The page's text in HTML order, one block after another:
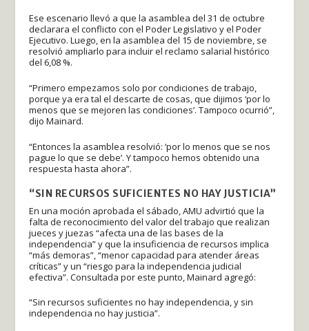
Ese escenario llevó a que la asamblea del 31 de octubre
declarara el conflicto con el Poder Legislativo y el Poder
Ejecutivo. Luego, en la asamblea del 15 de noviembre, se
resolvió ampliarlo para incluir el reclamo salarial histórico
del 6,08 %.
“Primero empezamos solo por condiciones de trabajo,
porque ya era tal el descarte de cosas, que dijimos ‘por lo
menos que se mejoren las condiciones’. Tampoco ocurrió”,
dijo Mainard.
“Entonces la asamblea resolvió: ‘por lo menos que se nos
pague lo que se debe’. Y tampoco hemos obtenido una
respuesta hasta ahora”.
“SIN RECURSOS SUFICIENTES NO HAY JUSTICIA”
En una moción aprobada el sábado, AMU advirtió que la
falta de reconocimiento del valor del trabajo que realizan
jueces y juezas “afecta una de las bases de la
independencia” y que la insuficiencia de recursos implica
“más demoras”, “menor capacidad para atender áreas
críticas” y un “riesgo para la independencia judicial
efectiva”. Consultada por este punto, Mainard agregó:
“Sin recursos suficientes no hay independencia, y sin
independencia no hay justicia”.